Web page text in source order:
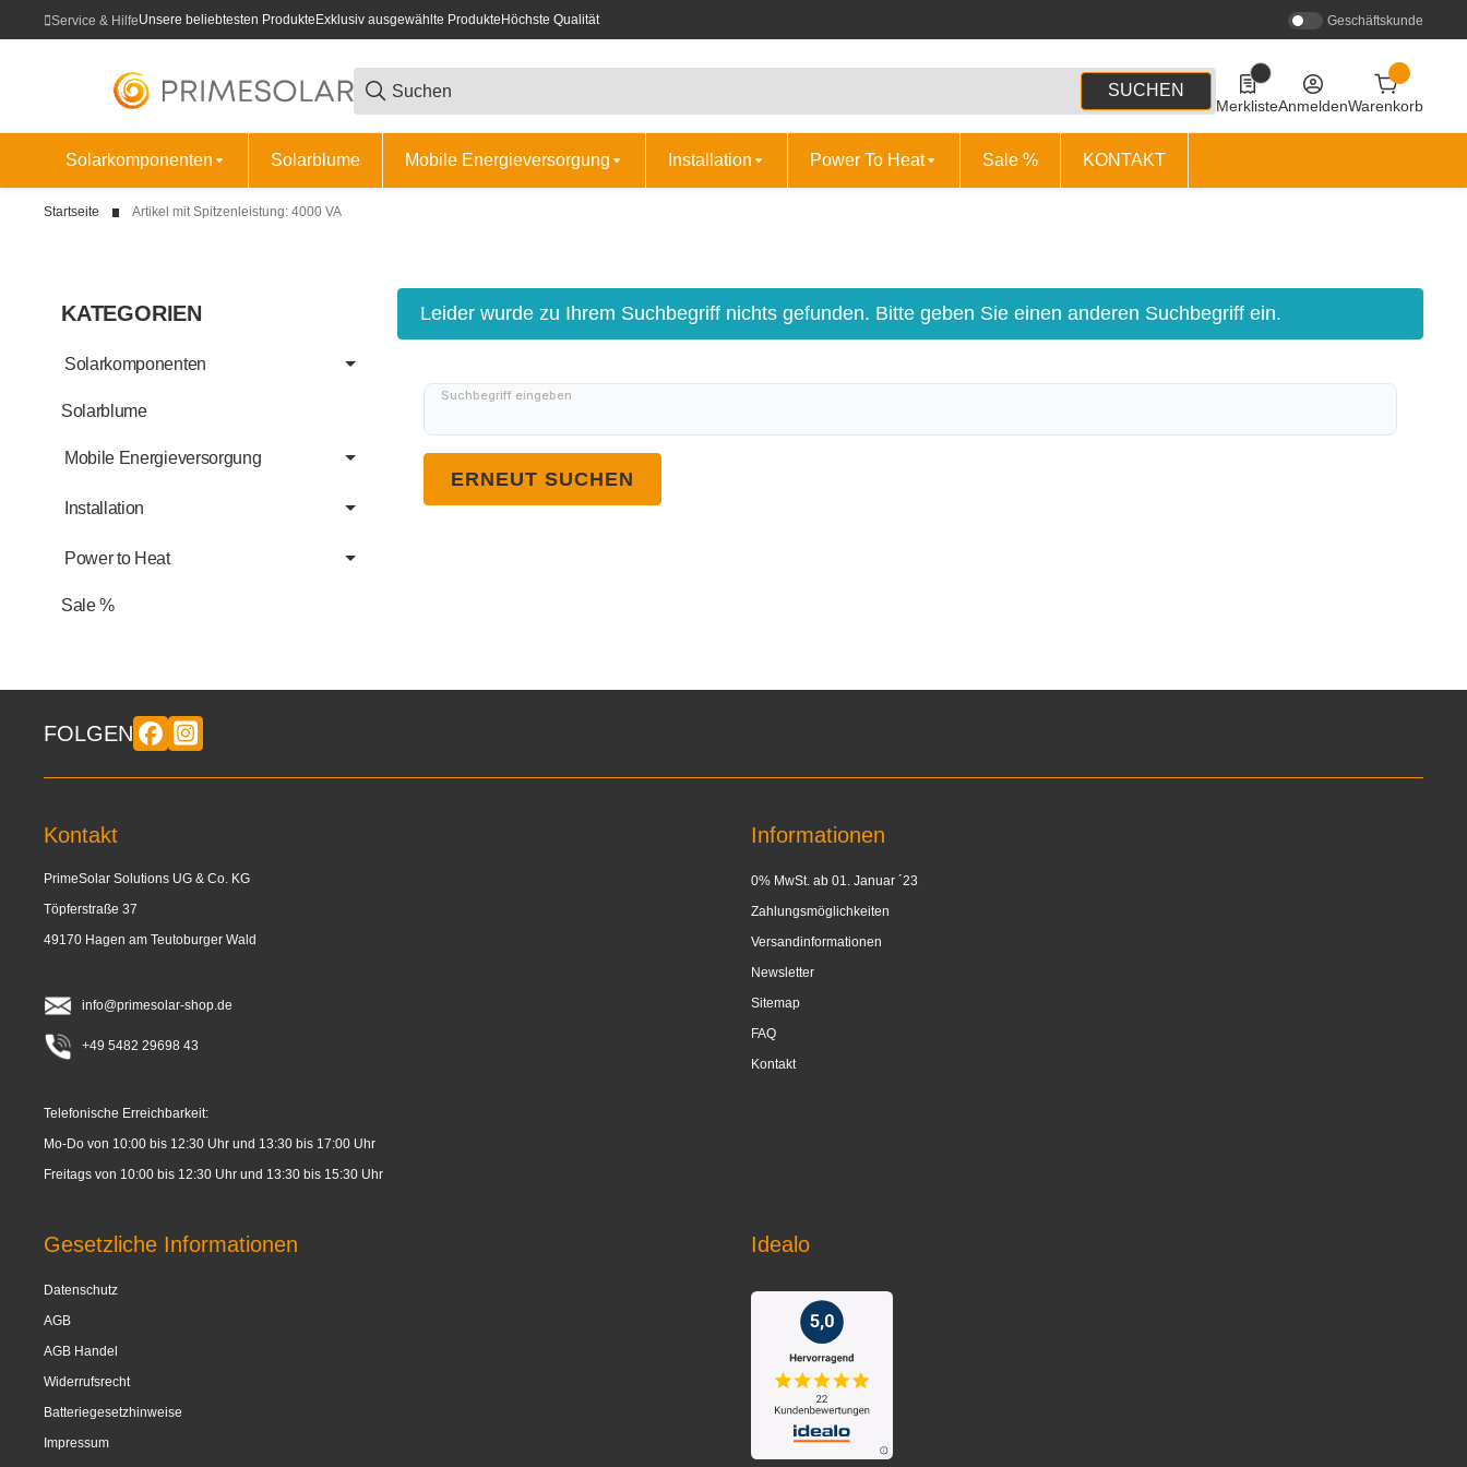
Service & HilfeUnsere beliebtesten Produkte Exklusiv ausgewählte Produkte Höchste Qualität Geschäftskunde
SUCHEN
0 Produkte in der Liste
MerklisteAnmeldenWarenkorb
Solarkomponenten Solarblume Mobile Energieversorgung Installation Power To Heat Sale % KONTAKT
Startseite Artikel mit Spitzenleistung: 4000 VA
x
Leider wurde zu Ihrem Suchbegriff nichts gefunden. Bitte geben Sie einen anderen Suchbegriff ein.
Suchbegriff eingeben
ERNEUT SUCHEN
KATEGORIEN
Solarkomponenten
Solarblume
Mobile Energieversorgung
Installation
Power to Heat
Sale %
FOLGEN
Kontakt
PrimeSolar Solutions UG & Co. KG
Töpferstraße 37
49170 Hagen am Teutoburger Wald
info@primesolar-shop.de
+49 5482 29698 43
Telefonische Erreichbarkeit:
Mo-Do von 10:00 bis 12:30 Uhr und 13:30 bis 17:00 Uhr
Freitags von 10:00 bis 12:30 Uhr und 13:30 bis 15:30 Uhr
Informationen
0% MwSt. ab 01. Januar ´23
Zahlungsmöglichkeiten
Versandinformationen
Newsletter
Sitemap
FAQ
Kontakt
Gesetzliche Informationen
Datenschutz
AGB
AGB Handel
Widerrufsrecht
Batteriegesetzhinweise
Impressum
Idealo